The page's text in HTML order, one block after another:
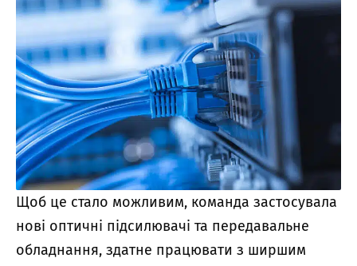
Щоб це стало можливим, команда застосувала
нові оптичні підсилювачі та передавальне
обладнання, здатне працювати з ширшим